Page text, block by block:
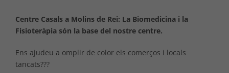
Centre Casals a Molins de Rei: La Biomedicina i la
Fisioteràpia són la base del nostre centre.
Ens ajudeu a omplir de color els comerços i locals
tancats???